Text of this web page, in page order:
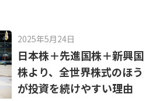
2025年5月24日
日本株＋先進国株＋新興国
株より、全世界株式のほう
が投資を続けやすい理由